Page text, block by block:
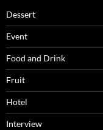
Dessert
Event
Food and Drink
Fruit
Hotel
Interview